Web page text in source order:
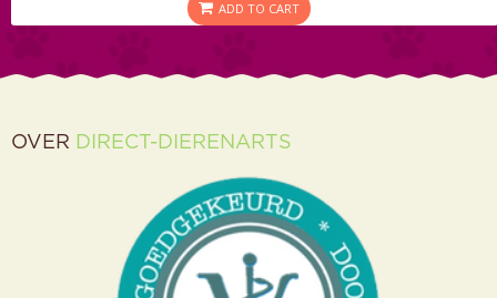
ADD TO CART
OVER DIRECT-DIERENARTS